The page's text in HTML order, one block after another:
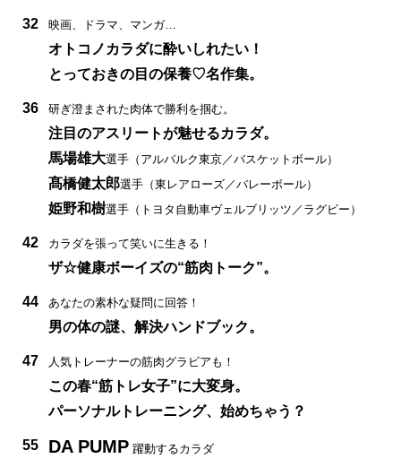
32 映画、ドラマ、マンガ…
オトコノカラダに酔いしれたい！
とっておきの目の保養♡名作集。
36 研ぎ澄まされた肉体で勝利を掴む。
注目のアスリートが魅せるカラダ。
馬場雄大選手（アルバルク東京／バスケットボール）
髙橋健太郎選手（東レアローズ／バレーボール）
姫野和樹選手（トヨタ自動車ヴェルブリッツ／ラグビー）
42 カラダを張って笑いに生きる！
ザ☆健康ボーイズの“筋肉トーク”。
44 あなたの素朴な疑問に回答！
男の体の謎、解決ハンドブック。
47 人気トレーナーの筋肉グラビアも！
この春“筋トレ女子”に大変身。
パーソナルトレーニング、始めちゃう？
55 DA PUMP 躍動するカラダ